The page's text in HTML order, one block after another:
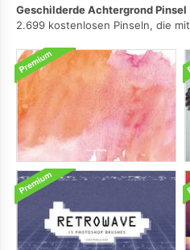
Geschilderde Achtergrond Pinsel
2.699 kostenlosen Pinseln, die mit